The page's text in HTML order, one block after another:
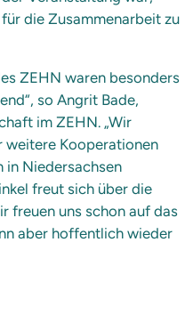
die Zusammenarbeit zu
ZEHN waren besonders
so Angrit Bade,
im ZEHN. „Wir
weitere Kooperationen
in Niedersachsen
freut sich über die
freuen uns schon auf das
aber hoffentlich wieder